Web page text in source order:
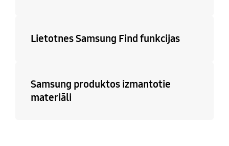
Lietotnes Samsung Find funkcijas
Samsung produktos izmantotie
materiāli